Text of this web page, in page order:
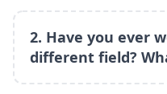
2. Have you ever
different field?